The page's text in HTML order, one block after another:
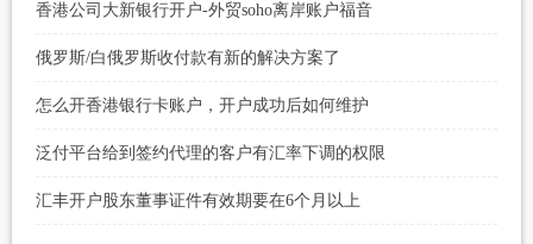
香港公司大新银行开户-外贸soho离岸账户福音
俄罗斯/白俄罗斯收付款有新的解决方案了
怎么开香港银行卡账户，开户成功后如何维护
泛付平台给到签约代理的客户有汇率下调的权限
汇丰开户股东董事证件有效期要在6个月以上